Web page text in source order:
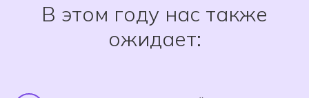
В этом году нас также
ожидает: